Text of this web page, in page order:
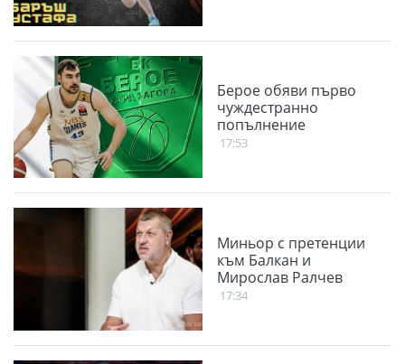
Берое обяви първо
чуждестранно
попълнение
17:53
Миньор с претенции
към Балкан и
Мирослав Ралчев
17:34